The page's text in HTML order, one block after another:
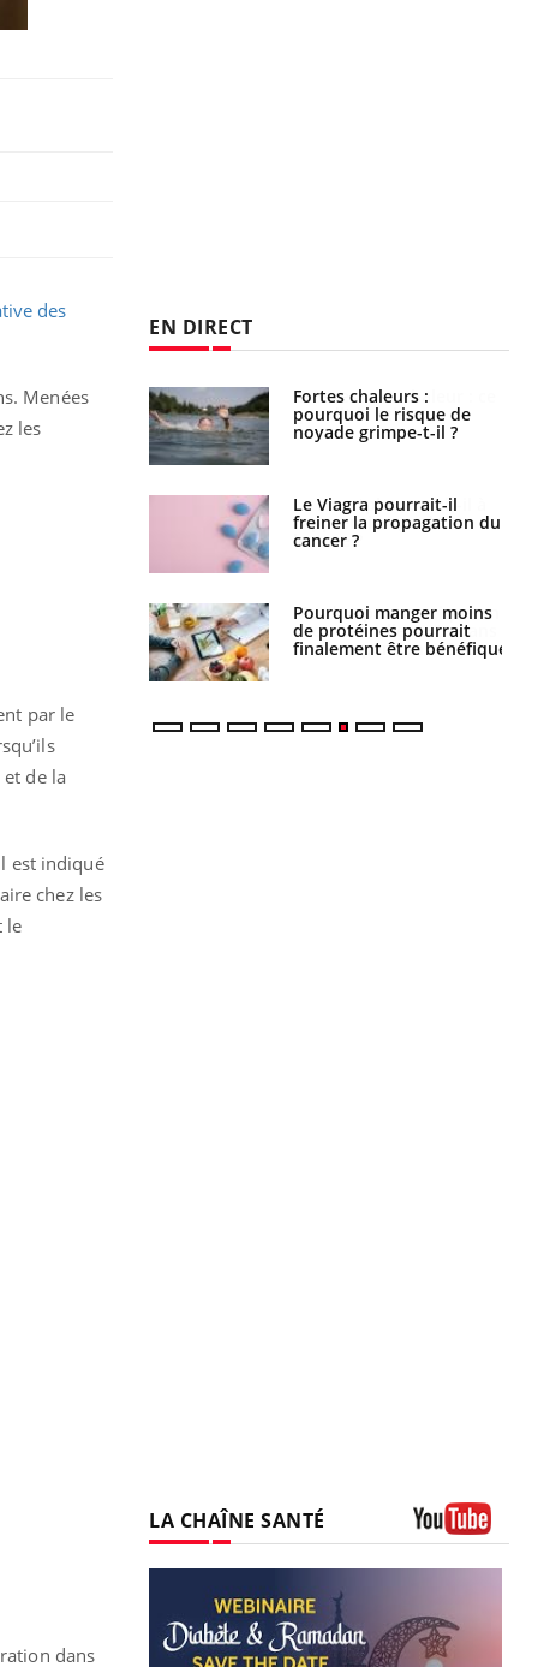
des
Menées
les
par le
de la
est indiqué
chez les
le
dans
EN DIRECT
:
t-il ?
Grossesse et chaleur : ce
que dit la science
Le smartphone nuit-il à
l'apprentissage de la
lecture ?
Mordue par une tique en
vacances, elle reste dans
le coma pendant 42 jours
LA CHAÎNE SANTÉ